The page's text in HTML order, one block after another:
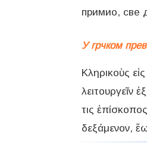
примио, све
У грчком
Κληρικοὺς
λειτουργεῖν
τις
δεξάμενον,